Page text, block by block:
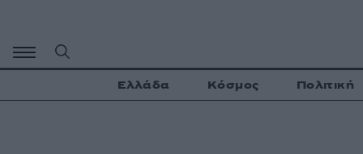
περιεχόμενο
Ελλάδα Κόσμος Πολιτική